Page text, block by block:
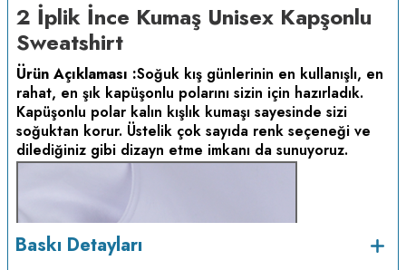
2 İplik İnce Kumaş Unisex Kapşonlu
Sweatshirt
Ürün Açıklaması :Soğuk kış günlerinin en kullanışlı, en
rahat, en şık kapüşonlu polarını sizin için hazırladık.
Kapüşonlu polar kalın kışlık kumaşı sayesinde sizi
soğuktan korur. Üstelik çok sayıda renk seçeneği ve
dilediğiniz gibi dizayn etme imkanı da sunuyoruz.
Baskı Detayları